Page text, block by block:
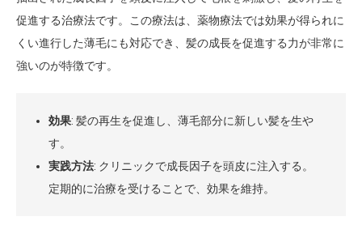
促進する治療法です。この療法は、薬物療法では効果が得られに
くい進行した薄毛にも対応でき、髪の成長を促進する力が非常に
強いのが特徴です。
効果: 髪の再生を促進し、薄毛部分に新しい髪を生や
す。
実践方法: クリニックで成長因子を頭皮に注入する。
定期的に治療を受けることで、効果を維持。